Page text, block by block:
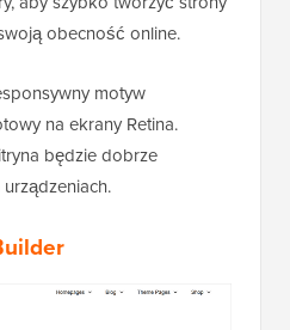
obecność online.
motyw
na ekrany Retina.
będzie dobrze